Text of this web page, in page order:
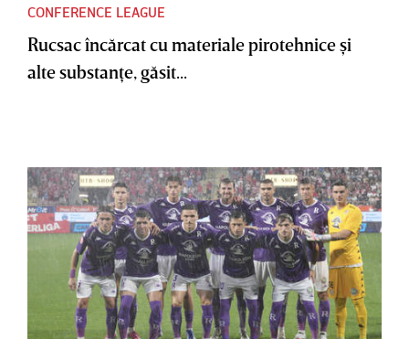
CONFERENCE LEAGUE
Rucsac încărcat cu materiale pirotehnice şi
alte substanţe, găsit...